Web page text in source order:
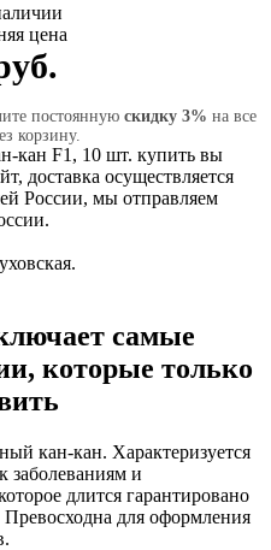
цена
постоянную скидку 3% на все
корзину.
кан F1, 10 шт. купить вы
доставка осуществляется
России, мы отправляем
самые
которые только
кан-кан. Характеризуется
заболеваниям и
длится гарантировано
для оформления